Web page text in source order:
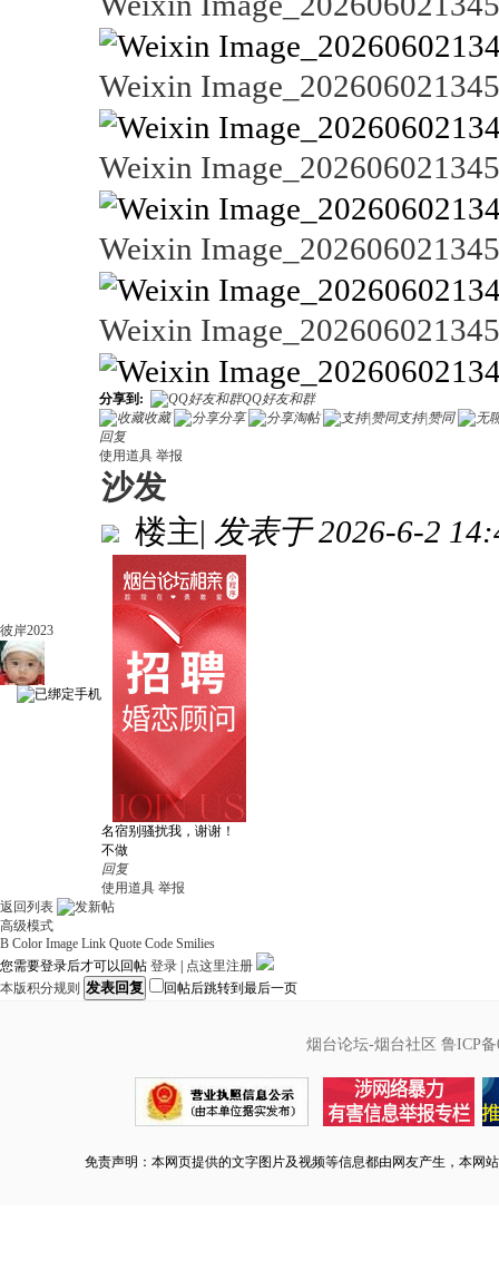
Weixin
Weixin
Weixin
Weixin
分享到:
QQ好友和群
收藏
分享 淘帖
支持|赞同
回复
使用道具 举报
彼岸2023
沙发
楼主| 发表于 2026-6-2
名宿别骚扰我，谢谢！
不做
回复
使用道具 举报
返回列表
高级模式
B Color Image Link Quote Code Smilies
您需要登录后才可以回帖 登录
点这里注册
本版积分规则 发表回复 回帖后跳转到最后一页
烟台论坛-烟台社区 鲁ICP备
免责声明：本网页提供的文字图片及视频等信息都由网友产生，本网